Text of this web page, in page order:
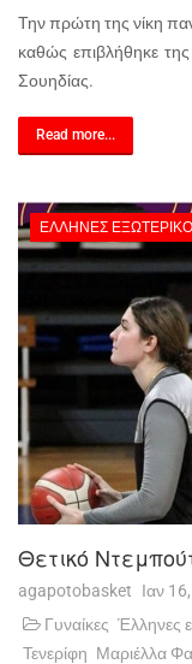
Την πρώτη της νίκη
καθώς επιβλήθηκε
Σουηδίας.
Read more...
ΈΛΛΗΝΕΣ
Θετικό
agapotobasket Ιαν
Γυναίκες Έλληνες
Τενερίφη Μαριέλλα